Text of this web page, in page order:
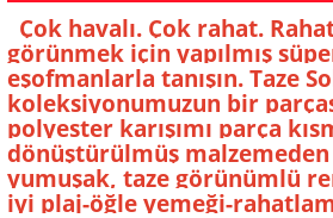
Çok havalı. Çok rahat.
görünmek için yapılmış
eşofmanlarla tanışın. Taze
koleksiyonumuzun bir
polyester karışımı parça
dönüştürülmüş malzemeden
yumuşak, taze görünümlü
iyi plaj-öğle yemeği-